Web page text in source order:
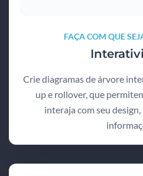
FAÇA COM QUE
Crie diagramas de árvore
up e rollover, que
interaja com seu